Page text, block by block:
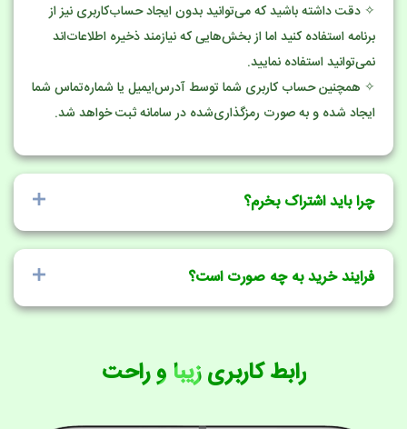
✧ دقت داشته باشید که می‌توانید بدون ایجاد حساب‌کاربری نیز از
برنامه استفاده کنید اما از بخش‌هایی که نیازمند ذخیره اطلاعات‌اند
نمی‌توانید استفاده نمایید.
✧ همچنین حساب کاربری شما توسط آدرس‌ایمیل یا شماره‌تماس شما
ایجاد شده و به صورت رمزگذاری‌شده در سامانه ثبت خواهد شد.
چرا باید اشتراک بخرم؟
فرایند خرید به چه صورت است؟
رابط کاربری زیبا و راحت